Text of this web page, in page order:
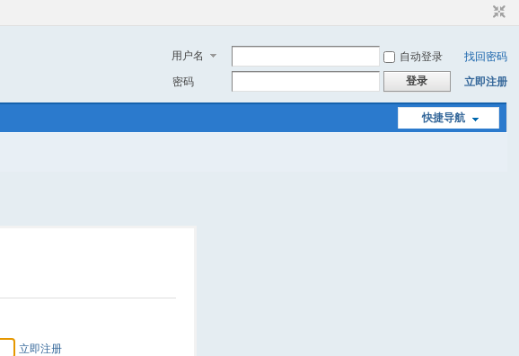
用户名 自动登录
找回密码
密码
登录 立即注册
快捷导航
立即注册